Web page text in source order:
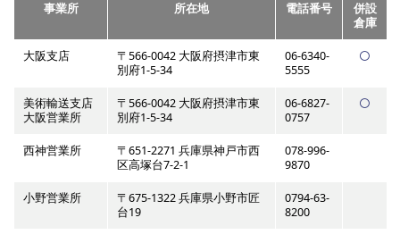
事業所 所在地 電話番号
併設
倉庫
大阪支店
〒566-0042 大阪府摂津市東
別府1-5-34
06-6340-
5555
美術輸送支店
大阪営業所
〒566-0042 大阪府摂津市東
別府1-5-34
06-6827-
0757
西神営業所
〒651-2271 兵庫県神戸市西
区高塚台7-2-1
078-996-
9870
小野営業所
〒675-1322 兵庫県小野市匠
台19
0794-63-
8200